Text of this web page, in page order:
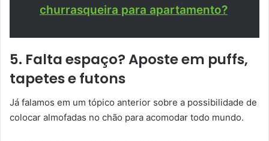
churrasqueira para apartamento?
5. Falta espaço? Aposte em puffs,
tapetes e futons
Já falamos em um tópico anterior sobre a possibilidade de
colocar almofadas no chão para acomodar todo mundo.